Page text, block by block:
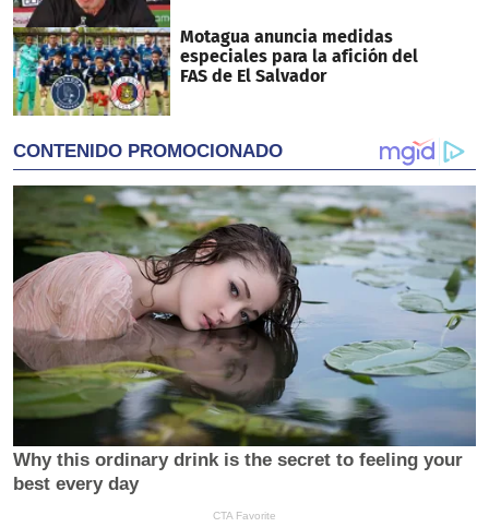
Motagua anuncia medidas
especiales para la afición del
FAS de El Salvador